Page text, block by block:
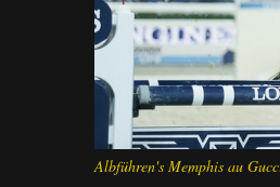
Albführen's Memphis au